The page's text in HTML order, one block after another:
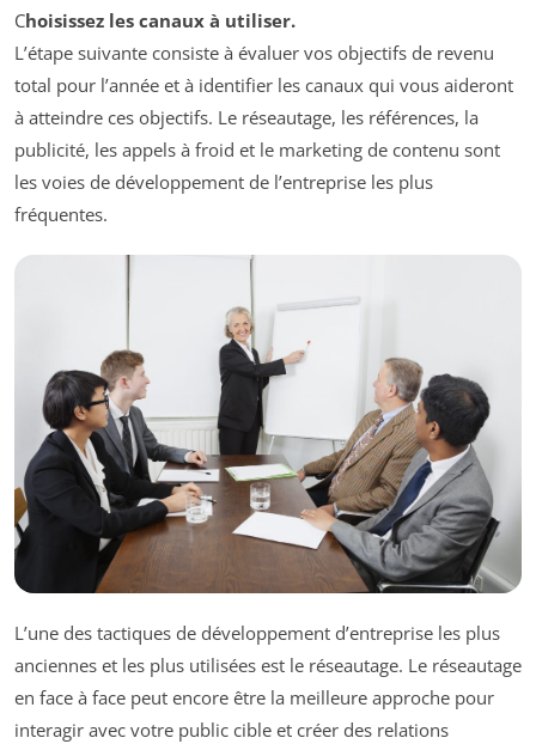
Choisissez les canaux à utiliser.
L’étape suivante consiste à évaluer vos objectifs de revenu
total pour l’année et à identifier les canaux qui vous aideront
à atteindre ces objectifs. Le réseautage, les références, la
publicité, les appels à froid et le marketing de contenu sont
les voies de développement de l’entreprise les plus
fréquentes.
L’une des tactiques de développement d’entreprise les plus
anciennes et les plus utilisées est le réseautage. Le réseautage
en face à face peut encore être la meilleure approche pour
interagir avec votre public cible et créer des relations